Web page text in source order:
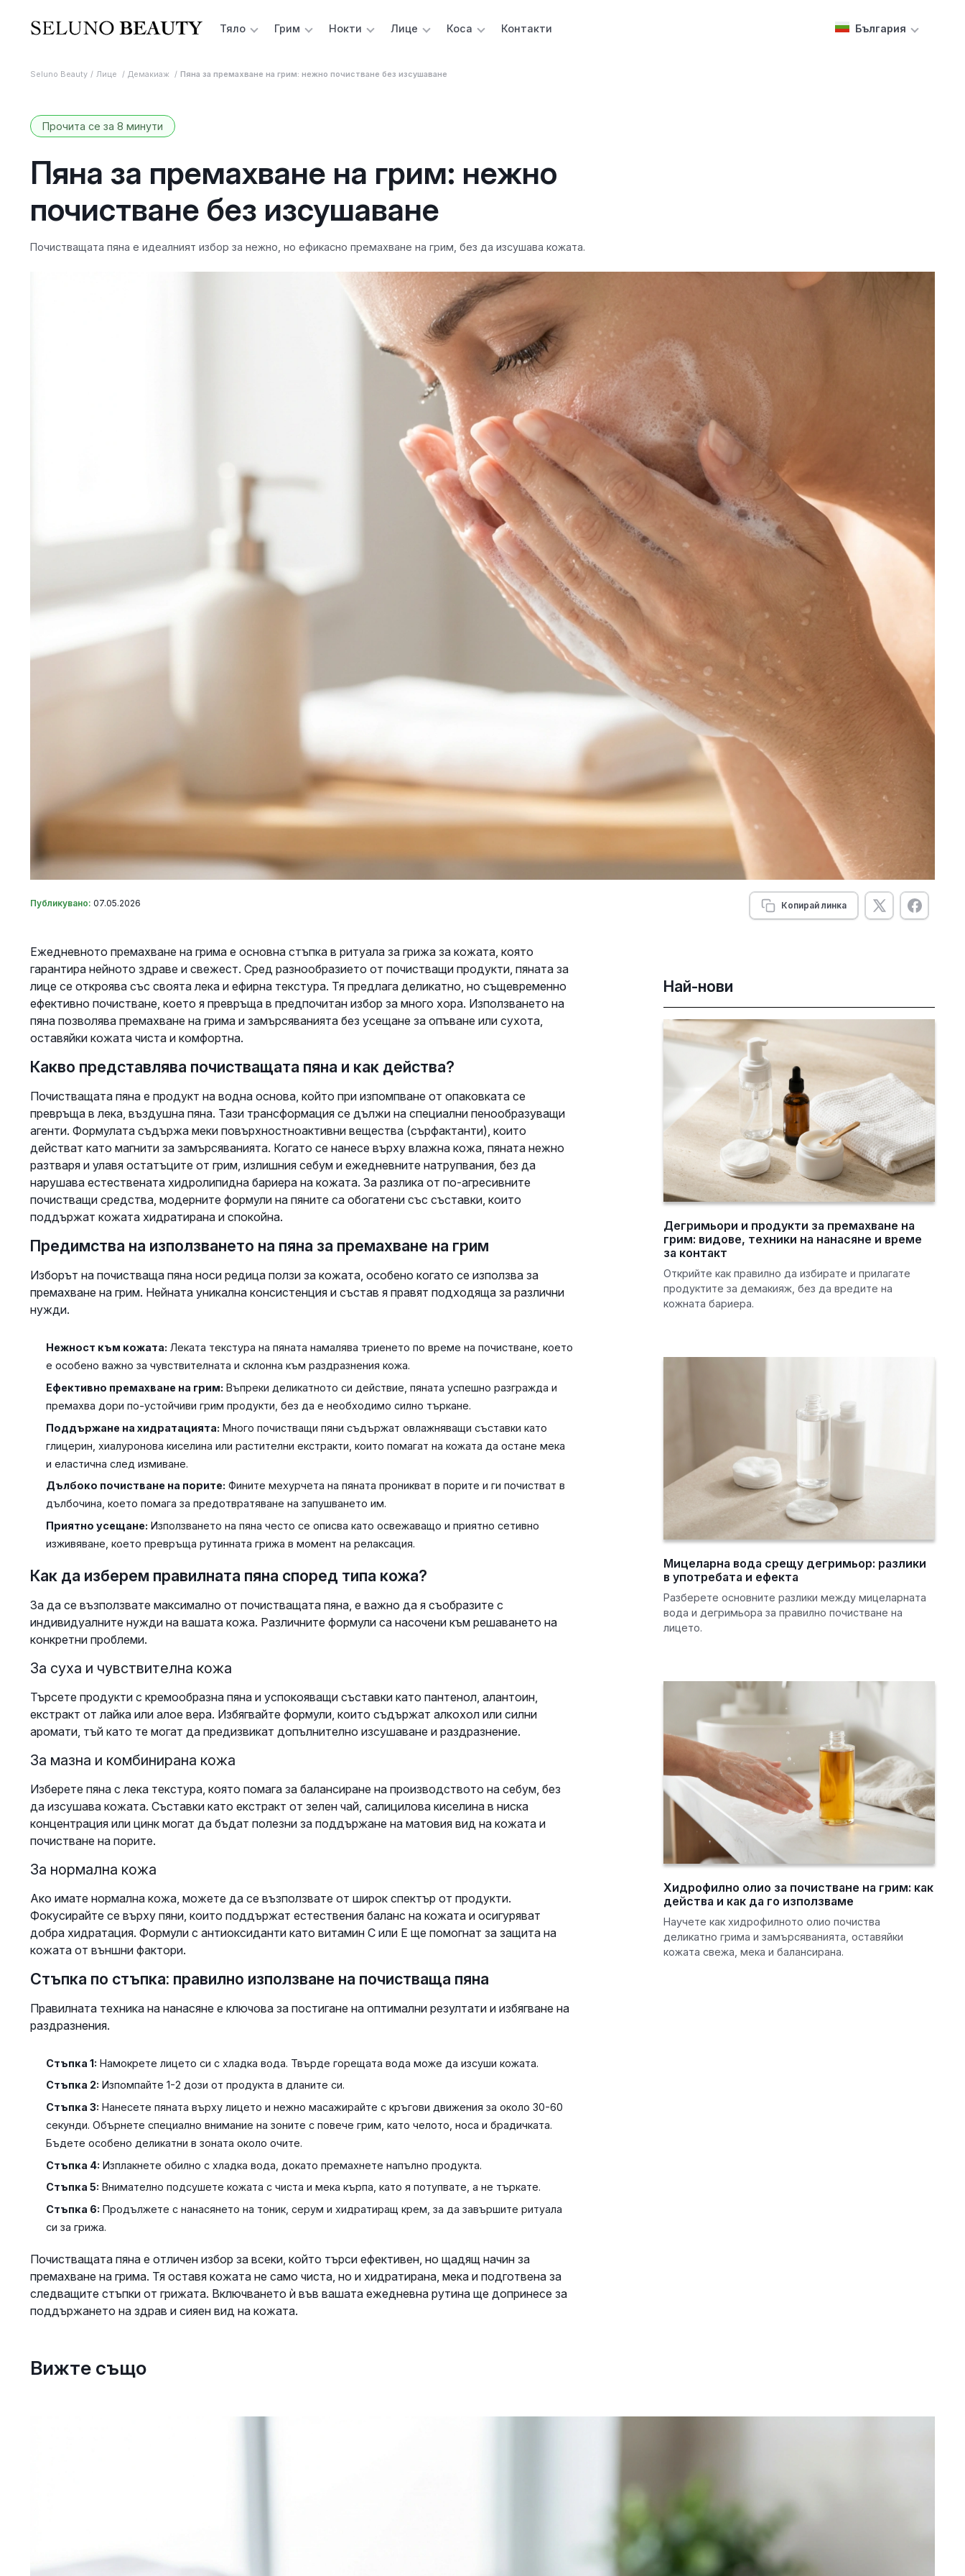
Тяло Грим Нокти Лице Коса Контакти България
Seluno Beauty Лице Демакиаж Пяна за премахване на грим: нежно почистване без изсушаване
Прочита се за 8 минути
Пяна за премахване на грим: нежно
почистване без изсушаване
Почистващата пяна е идеалният избор за нежно, но ефикасно премахване на грим, без да изсушава кожата.
Публикувано: 07.05.2026 Копирай линка
Ежедневното премахване на грима е основна стъпка в ритуала за грижа за кожата, която
гарантира нейното здраве и свежест. Сред разнообразието от почистващи продукти, пяната за
лице се откроява със своята лека и ефирна текстура. Тя предлага деликатно, но същевременно
ефективно почистване, което я превръща в предпочитан избор за много хора. Използването на
пяна позволява премахване на грима и замърсяванията без усещане за опъване или сухота,
оставяйки кожата чиста и комфортна.
Какво представлява почистващата пяна и как действа?
Почистващата пяна е продукт на водна основа, който при изпомпване от опаковката се
превръща в лека, въздушна пяна. Тази трансформация се дължи на специални пенообразуващи
агенти. Формулата съдържа меки повърхностноактивни вещества (сърфактанти), които
действат като магнити за замърсяванията. Когато се нанесе върху влажна кожа, пяната нежно
разтваря и улавя остатъците от грим, излишния себум и ежедневните натрупвания, без да
нарушава естествената хидролипидна бариера на кожата. За разлика от по-агресивните
почистващи средства, модерните формули на пяните са обогатени със съставки, които
поддържат кожата хидратирана и спокойна.
Предимства на използването на пяна за премахване на грим
Изборът на почистваща пяна носи редица ползи за кожата, особено когато се използва за
премахване на грим. Нейната уникална консистенция и състав я правят подходяща за различни
нужди.
Нежност към кожата: Леката текстура на пяната намалява триенето по време на почистване, което
е особено важно за чувствителната и склонна към раздразнения кожа.
Ефективно премахване на грим: Въпреки деликатното си действие, пяната успешно разгражда и
премахва дори по-устойчиви грим продукти, без да е необходимо силно търкане.
Поддържане на хидратацията: Много почистващи пяни съдържат овлажняващи съставки като
глицерин, хиалуронова киселина или растителни екстракти, които помагат на кожата да остане мека
и еластична след измиване.
Дълбоко почистване на порите: Фините мехурчета на пяната проникват в порите и ги почистват в
дълбочина, което помага за предотвратяване на запушването им.
Приятно усещане: Използването на пяна често се описва като освежаващо и приятно сетивно
изживяване, което превръща рутинната грижа в момент на релаксация.
Как да изберем правилната пяна според типа кожа?
За да се възползвате максимално от почистващата пяна, е важно да я съобразите с
индивидуалните нужди на вашата кожа. Различните формули са насочени към решаването на
конкретни проблеми.
За суха и чувствителна кожа
Търсете продукти с кремообразна пяна и успокояващи съставки като пантенол, алантоин,
екстракт от лайка или алое вера. Избягвайте формули, които съдържат алкохол или силни
аромати, тъй като те могат да предизвикат допълнително изсушаване и раздразнение.
За мазна и комбинирана кожа
Изберете пяна с лека текстура, която помага за балансиране на производството на себум, без
да изсушава кожата. Съставки като екстракт от зелен чай, салицилова киселина в ниска
концентрация или цинк могат да бъдат полезни за поддържане на матовия вид на кожата и
почистване на порите.
За нормална кожа
Ако имате нормална кожа, можете да се възползвате от широк спектър от продукти.
Фокусирайте се върху пяни, които поддържат естествения баланс на кожата и осигуряват
добра хидратация. Формули с антиоксиданти като витамин C или E ще помогнат за защита на
кожата от външни фактори.
Стъпка по стъпка: правилно използване на почистваща пяна
Правилната техника на нанасяне е ключова за постигане на оптимални резултати и избягване на
раздразнения.
Стъпка 1: Намокрете лицето си с хладка вода. Твърде горещата вода може да изсуши кожата.
Стъпка 2: Изпомпайте 1-2 дози от продукта в дланите си.
Стъпка 3: Нанесете пяната върху лицето и нежно масажирайте с кръгови движения за около 30-60
секунди. Обърнете специално внимание на зоните с повече грим, като челото, носа и брадичката.
Бъдете особено деликатни в зоната около очите.
Стъпка 4: Изплакнете обилно с хладка вода, докато премахнете напълно продукта.
Стъпка 5: Внимателно подсушете кожата с чиста и мека кърпа, като я потупвате, а не търкате.
Стъпка 6: Продължете с нанасянето на тоник, серум и хидратиращ крем, за да завършите ритуала
си за грижа.
Почистващата пяна е отличен избор за всеки, който търси ефективен, но щадящ начин за
премахване на грима. Тя оставя кожата не само чиста, но и хидратирана, мека и подготвена за
следващите стъпки от грижата. Включването ѝ във вашата ежедневна рутина ще допринесе за
поддържането на здрав и сияен вид на кожата.
Най-нови
Дегримьори и продукти за премахване на
грим: видове, техники на нанасяне и време
за контакт
Открийте как правилно да избирате и прилагате
продуктите за демакияж, без да вредите на
кожната бариера.
Мицеларна вода срещу дегримьор: разлики
в употребата и ефекта
Разберете основните разлики между мицеларната
вода и дегримьора за правилно почистване на
лицето.
Хидрофилно олио за почистване на грим: как
действа и как да го използваме
Научете как хидрофилното олио почиства
деликатно грима и замърсяванията, оставяйки
кожата свежа, мека и балансирана.
Вижте също